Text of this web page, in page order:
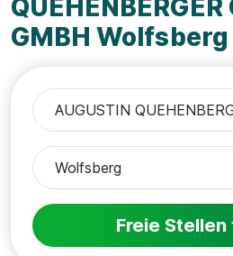
QUEHENBERGER
GMBH Wolfsberg
Freie Stellen